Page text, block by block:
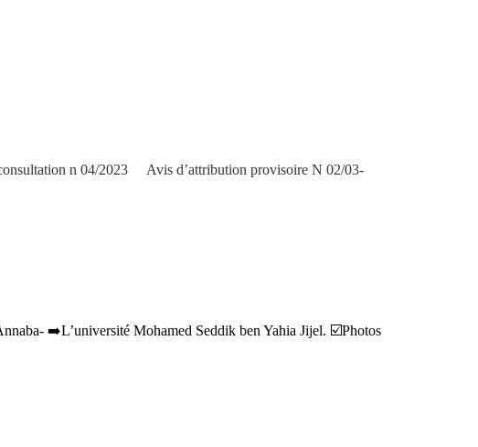
n 04/2023
Avis d’attribution provisoire N 02/03-
➡️L’université Mohamed Seddik ben Yahia Jijel. ☑️Photos